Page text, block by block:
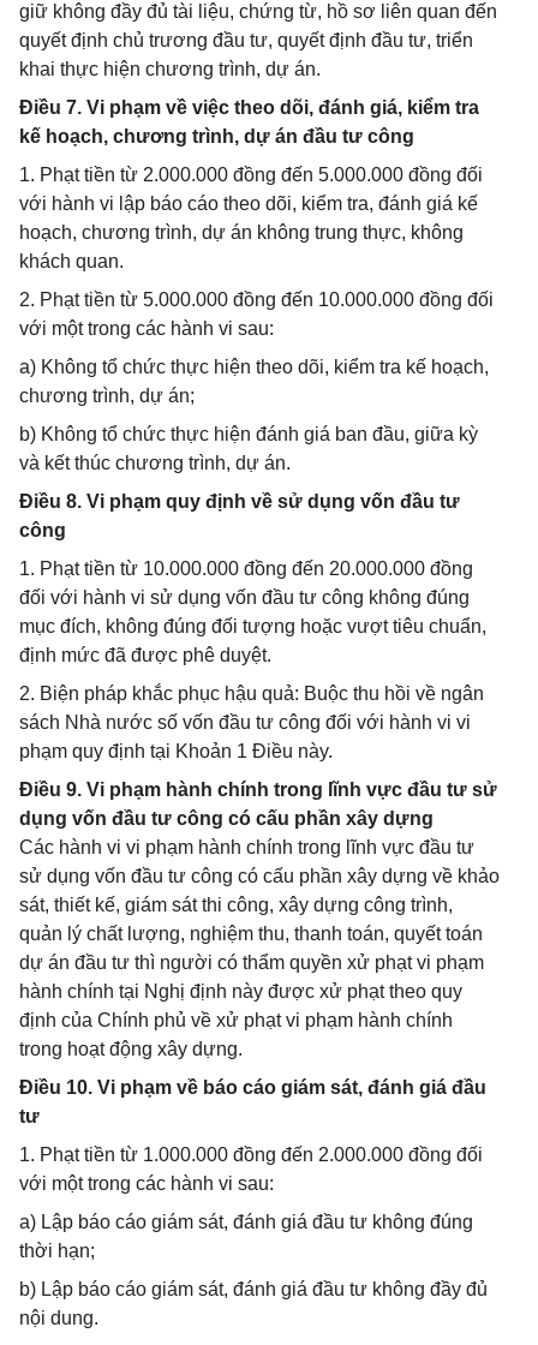
giữ không đầy đủ tài liệu, chứng từ, hồ sơ liên quan đến
quyết định chủ trương đầu tư, quyết định đầu tư, triển
khai thực hiện chương trình, dự án.
Điều 7. Vi phạm về việc theo dõi, đánh giá, kiểm tra
kế hoạch, chương trình, dự án đầu tư công
1. Phạt tiền từ 2.000.000 đồng đến 5.000.000 đồng đối
với hành vi lập báo cáo theo dõi, kiểm tra, đánh giá kế
hoạch, chương trình, dự án không trung thực, không
khách quan.
2. Phạt tiền từ 5.000.000 đồng đến 10.000.000 đồng đối
với một trong các hành vi sau:
a) Không tổ chức thực hiện theo dõi, kiểm tra kế hoạch,
chương trình, dự án;
b) Không tổ chức thực hiện đánh giá ban đầu, giữa kỳ
và kết thúc chương trình, dự án.
Điều 8. Vi phạm quy định về sử dụng vốn đầu tư
công
1. Phạt tiền từ 10.000.000 đồng đến 20.000.000 đồng
đối với hành vi sử dụng vốn đầu tư công không đúng
mục đích, không đúng đối tượng hoặc vượt tiêu chuẩn,
định mức đã được phê duyệt.
2. Biện pháp khắc phục hậu quả: Buộc thu hồi về ngân
sách Nhà nước số vốn đầu tư công đối với hành vi vi
phạm quy định tại Khoản 1 Điều này.
Điều 9. Vi phạm hành chính trong lĩnh vực đầu tư sử
dụng vốn đầu tư công có cấu phần xây dựng
Các hành vi vi phạm hành chính trong lĩnh vực đầu tư
sử dụng vốn đầu tư công có cấu phần xây dựng về khảo
sát, thiết kế, giám sát thi công, xây dựng công trình,
quản lý chất lượng, nghiệm thu, thanh toán, quyết toán
dự án đầu tư thì người có thẩm quyền xử phạt vi phạm
hành chính tại Nghị định này được xử phạt theo quy
định của Chính phủ về xử phạt vi phạm hành chính
trong hoạt động xây dựng.
Điều 10. Vi phạm về báo cáo giám sát, đánh giá đầu
tư
1. Phạt tiền từ 1.000.000 đồng đến 2.000.000 đồng đối
với một trong các hành vi sau:
a) Lập báo cáo giám sát, đánh giá đầu tư không đúng
thời hạn;
b) Lập báo cáo giám sát, đánh giá đầu tư không đầy đủ
nội dung.